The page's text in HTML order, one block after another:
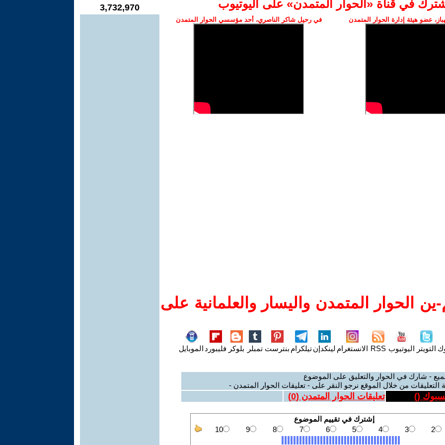
في قناة ‫«الحوار المتمدن» على اليوتيوب
عضو هيئة إدارة الحوار المتمدن في رحيل شاكر الناصري، أحد مؤسسي الحوار المتمدن
الحوار المتمدن واليسار والعلمانية على
التويتر اليوتيوب RSS الانستغرام لينكدإنتيلكرام بنترست تمبلر بلوكر فليبورد الموبايل
- شارك في الحوار والتعليق على الموضوع
التعليقات من خلال الموقع نرجو النقر على - تعليقات الحوار المتمدن -
(
) تعليقات الحوار المتمدن (0
)
3,732,970